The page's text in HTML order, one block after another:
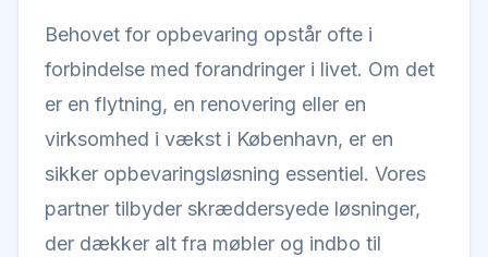
Behovet for opbevaring opstår ofte i
forbindelse med forandringer i livet. Om det
er en flytning, en renovering eller en
virksomhed i vækst i København, er en
sikker opbevaringsløsning essentiel. Vores
partner tilbyder skræddersyede løsninger,
der dækker alt fra møbler og indbo til